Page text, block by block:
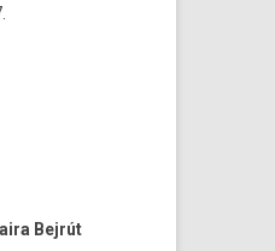
Bejrút